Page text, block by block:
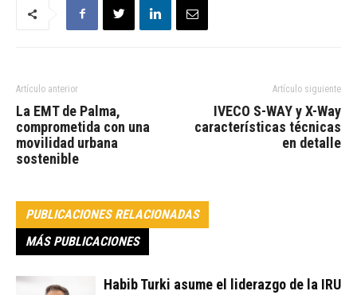
Artículo anterior
La EMT de Palma,
comprometida con una
movilidad urbana
sostenible
Artículo siguiente
IVECO S-WAY y X-Way
características técnicas
en detalle
PUBLICACIONES RELACIONADAS
MÁS PUBLICACIONES
Habib Turki asume el liderazgo de la IRU